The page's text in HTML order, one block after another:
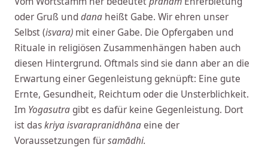
oder Gruß unddana heißt Gabe. Wir ehren unser
Selbst (isvara) mit einer Gabe. Die Opfergaben und
Rituale in religiösen Zusammenhängen haben auch
diesen Hintergrund. Oftmals sind sie dann aber an die
Erwartung einer Gegenleistung geknüpft: Eine gute
Ernte, Gesundheit, Reichtum oder die Unsterblichkeit.
Im Yogasutra gibt es dafür keine Gegenleistung. Dort
ist daskriya isvarapranidhānaeine der
Voraussetzungen fürsamādhi.